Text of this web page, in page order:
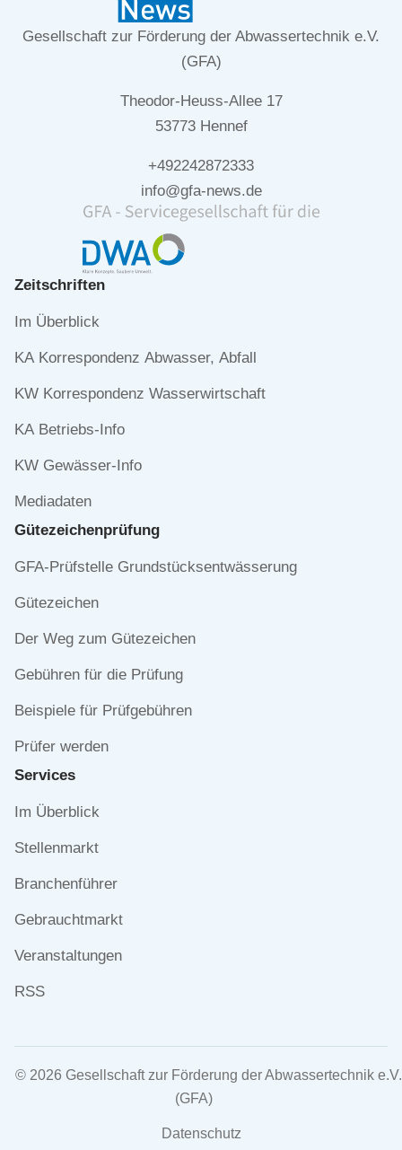
Gesellschaft zur Förderung der Abwassertechnik e.V.
(GFA)
Theodor-Heuss-Allee 17
53773 Hennef
+492242872333
info@gfa-news.de
Zeitschriften
Navigation
Im Überblick
KA Korrespondenz Abwasser, Abfall
KW Korrespondenz Wasserwirtschaft
KA Betriebs-Info
KW Gewässer-Info
Mediadaten
Gütezeichen­prüfung
Navigation
GFA-Prüfstelle Grundstücksentwässerung
Gütezeichen
Der Weg zum Gütezeichen
Gebühren für die Prüfung
Beispiele für Prüfgebühren
Prüfer werden
Services
Navigation
Im Überblick
Stellenmarkt
Branchenführer
Gebrauchtmarkt
Veranstaltungen
RSS
© 2026 Gesellschaft zur Förderung der Abwassertechnik e.V.
(GFA)
Navigation
Datenschutz